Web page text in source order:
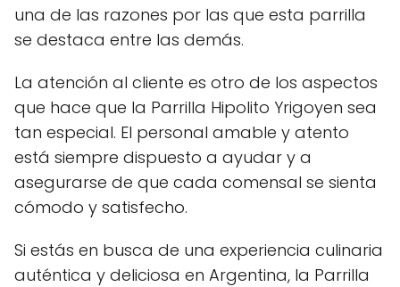
una de las razones por las que esta parrilla
se destaca entre las demás.
La atención al cliente es otro de los aspectos
que hace que la Parrilla Hipolito Yrigoyen sea
tan especial. El personal amable y atento
está siempre dispuesto a ayudar y a
asegurarse de que cada comensal se sienta
cómodo y satisfecho.
Si estás en busca de una experiencia culinaria
auténtica y deliciosa en Argentina, la Parrilla